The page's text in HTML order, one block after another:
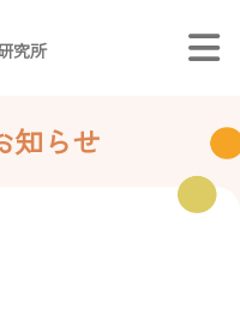
究所
知らせ